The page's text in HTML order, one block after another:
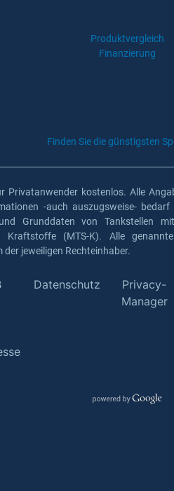
Produktvergleich
Finanzierung
Finden Sie die günstigsten
Privatanwender kostenlos. Alle
-auch auszugsweise-
Grunddaten von Tankstellen
Kraftstoffe (MTS-K). Alle
jeweiligen Rechteinhaber.
Datenschutz
Privacy-
Manager